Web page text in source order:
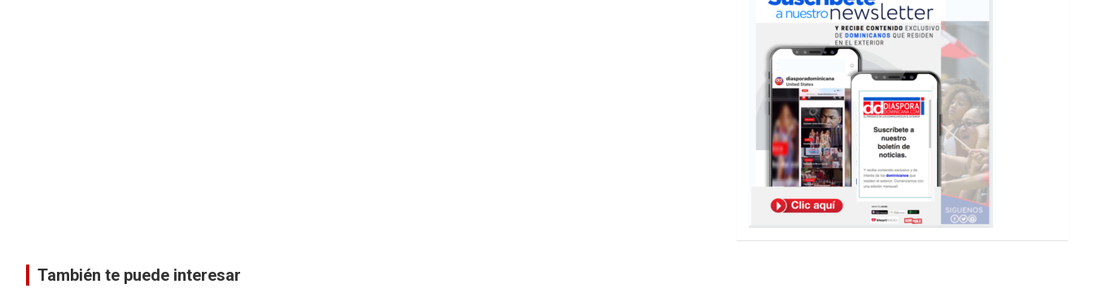
También te puede interesar